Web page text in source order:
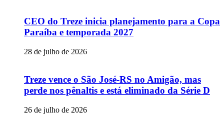
CEO do Treze inicia planejamento para a Copa
Paraíba e temporada 2027
28 de julho de 2026
Treze vence o São José-RS no Amigão, mas
perde nos pênaltis e está eliminado da Série D
26 de julho de 2026